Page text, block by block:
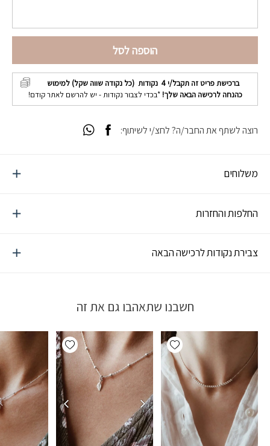
הוספה לסל
ברכישת פריט זה תקבל/י4 נקודות (כל נקודה שווה שקל) למימוש
כהנחה לרכישה הבאה שלך! *בכדי לצבור נקודות - יש להרשם לאתר קודם!
משלוחים
החלפות והחזרות
צבירת נקודות לרכישה הבאה
רוצה לשתף את החבר/ה? לחצ/י לשיתוף:
חשבנו שתאהבו גם את זה
Add wishlist
Add wishlist